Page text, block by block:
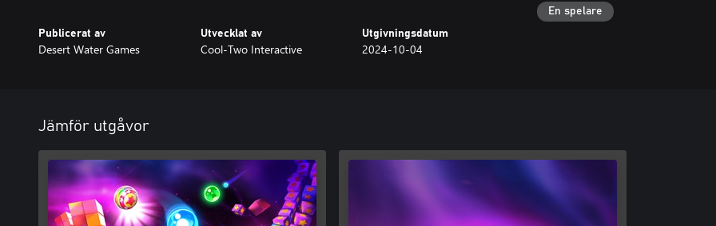
Publicerat av
Desert Water Games
Utvecklat av
Cool-Two Interactive
Utgivningsdatum
2024-10-04
En spelare
Jämför utgåvor